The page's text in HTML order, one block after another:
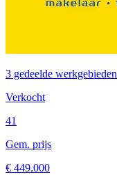
3 gedeelde werkgebieden
Verkocht
41
Gem. prijs
€ 449.000